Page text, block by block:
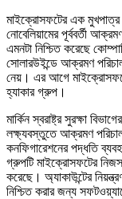
মাইক্রোসফটের এক মুখপাত্র
নোবেলিয়ামের পূর্ববর্তী
এমনটা নিশ্চিত করেছে
সোলারউইন্ডে আক্রমণ
নেয়। এর আগে
হ্যাকার গ্রুপ।
মার্কিন স্বরাষ্ট্র সুরক্ষা
লক্ষ্যবস্তুতে আক্রমণ
কনফিগারেশনের পদ্ধতি
গ্রুপটি মাইক্রোসফটের
করেছে। অ্যাকাউন্টের
নিশ্চিত করার জন্য